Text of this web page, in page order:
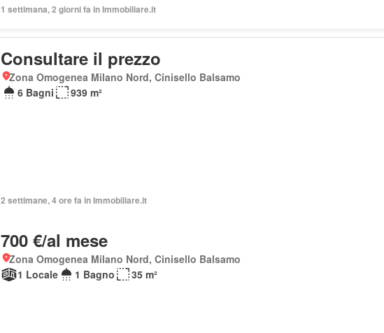
1 settimana, 2 giorni fa in Immobiliare.it
Consultare il prezzo
Zona Omogenea Milano Nord, Cinisello Balsamo
6 Bagni
939 m²
2 settimane, 4 ore fa in Immobiliare.it
700 €/al mese
Zona Omogenea Milano Nord, Cinisello Balsamo
1 Locale
1 Bagno 35 m²